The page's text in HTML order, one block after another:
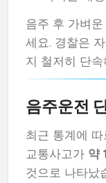
음주 후 가벼
세요. 경찰은
지 철저히 단
음주운전
최근 통계에
교통사고가 약
것으로 나타났